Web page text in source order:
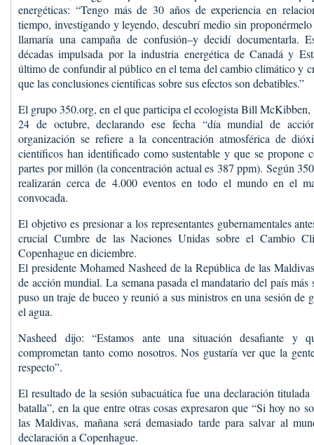
energéticas: “Tengo más de 30 años de experiencia en
tiempo, investigando y leyendo, descubrí medio sin
llamaría una campaña de confusión–y decidí documentarla.
décadas impulsada por la industria energética de Canadá y
último de confundir al público en el tema del cambio climático y
que las conclusiones científicas sobre sus efectos son debatibles.”
El grupo 350.org, en el que participa el ecologista Bill McKibben,
24 de octubre, declarando ese fecha “día mundial de
organización se refiere a la concentración atmosférica de
científicos han identificado como sustentable y que se propone
partes por millón (la concentración actual es 387 ppm). Según
realizarán cerca de 4.000 eventos en todo el mundo en el
convocada.
El objetivo es presionar a los representantes gubernamentales
crucial Cumbre de las Naciones Unidas sobre el Cambio
Copenhague en diciembre.
El presidente Mohamed Nasheed de la República de las
de acción mundial. La semana pasada el mandatario del país más
puso un traje de buceo y reunió a sus ministros en una sesión de
el agua.
Nasheed dijo: “Estamos ante una situación desafiante y
comprometan tanto como nosotros. Nos gustaría ver que la
respecto”.
El resultado de la sesión subacuática fue una declaración
batalla”, en la que entre otras cosas expresaron que “Si hoy no
las Maldivas, mañana será demasiado tarde para salvar al
declaración a Copenhague.